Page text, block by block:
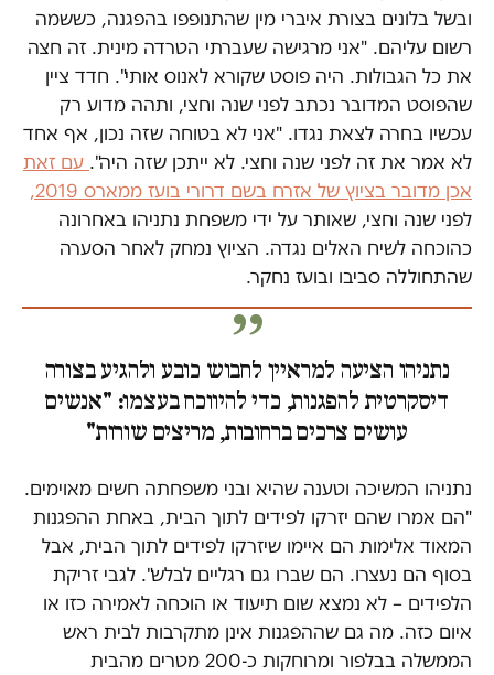
ובשל בלונים בצורת איברי מין שהתנופפו בהפגנה, כששמה
רשום עליהם. "אני מרגישה שעברתי הטרדה מינית. זה חצה
את כל הגבולות. היה פוסט שקורא לאנוס אותי". חדד ציין
שהפוסט המדובר נכתב לפני שנה וחצי, ותהה מדוע רק
עכשיו בחרה לצאת נגדו. "אני לא בטוחה שזה נכון, אף אחד
לא אמר את זה לפני שנה וחצי. לא ייתכן שזה היה". עם זאת
אכן מדובר בציוץ של אזרח בשם דרורי בועז ממארס 2019,
לפני שנה וחצי, שאותר על ידי משפחת נתניהו באחרונה
כהוכחה לשיח האלים נגדה. הציוץ נמחק לאחר הסערה
שהתחוללה סביבו ובועז נחקר.
נתניהו הציעה למראיין לחבוש כובע ולהגיע בצורה
דיסקרטית להפגנות, כדי להיווכח בעצמו: "אנשים
עושים צרכים ברחובות, מריצים שורות"
נתניהו המשיכה וטענה שהיא ובני משפחתה חשים מאוימים.
"הם אמרו שהם יזרקו לפידים לתוך הבית, באחת ההפגנות
המאוד אלימות הם איימו שיזרקו לפידים לתוך הבית, אבל
בסוף הם נעצרו. הם שברו גם רגליים לבלש". לגבי זריקת
הלפידים – לא נמצא שום תיעוד או הוכחה לאמירה כזו או
איום כזה. מה גם שההפגנות אינן מתקרבות לבית ראש
הממשלה בבלפור ומרוחקות כ-200 מטרים מהבית